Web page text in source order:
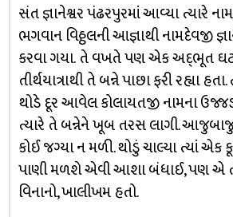
સંત જ્ઞાનેશ્વર પંઢરપુરમાં આવ્યા ત્યારે
ભગવાન વિઠ્ઠલની આજ્ઞાથી નામદેવજી
કરવા ગયા. તે વખતે પણ એક અદ્‌ભૂત
તીર્થયાત્રાથી તે બન્ને પાછા ફરી રહ્યા
થોડે દૂર આવેલ કોલાયતજી નામના
ત્યારે તે બન્નેને ખૂબ તરસ લાગી.
કોઈ જગ્યા ન મળી. થોડું ચાલ્યા ત્યાં એક
પાણી મળશે એવી આશા બંધાઈ, પણ એ
વિનાનો, ખાલીખમ હતો.